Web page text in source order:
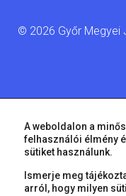
© 2026 Győr Megyei
A weboldalon a
felhasználói élmény
sütiket használunk.
Ismerje meg
arról, hogy milyen